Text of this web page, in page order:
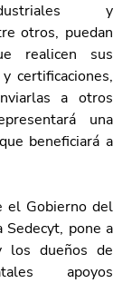
y
otros, puedan
realicen sus
certificaciones,
a otros
una
beneficiará a
el Gobierno del
Sedecyt, pone a
los dueños de
apoyos